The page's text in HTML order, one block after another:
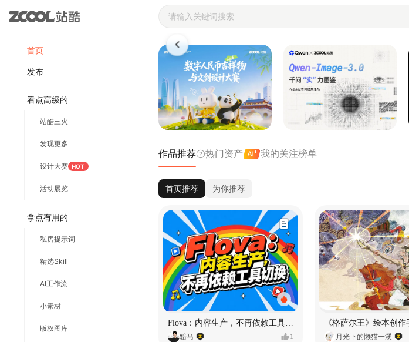
首页
发布
看点高级的
站酷三火
发现更多
设计大赛 HOT
活动展览
拿点有用的
私房提示词
精选Skill
AI工作流
小素材
版权图库
站酷ZCOOL - 设计师们都在站酷
作品推荐 热门资产 我的关注榜单
首页推荐 为你推荐
Flova：内容生产，不再依赖工具切换
黯马 1 月光下的懒猫一溪